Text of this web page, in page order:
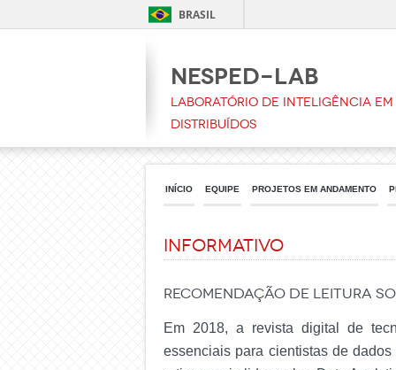
BRASIL
NESPeD-LAB
Laboratório de Inteligência em
Distribuídos
INÍCIO EQUIPE PROJETOS EM ANDAMENTO
Informativo
Recomendação de leitura
Em 2018, a revista digital de
essenciais para cientistas de